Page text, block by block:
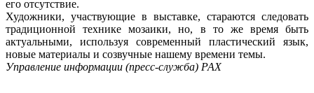
его отсутствие.
Художники, участвующие в выставке, стараются следовать
традиционной технике мозаики, но, в то же время быть
актуальными, используя современный пластический язык,
новые материалы и созвучные нашему времени темы.
Управление информации (пресс-служба) РАХ